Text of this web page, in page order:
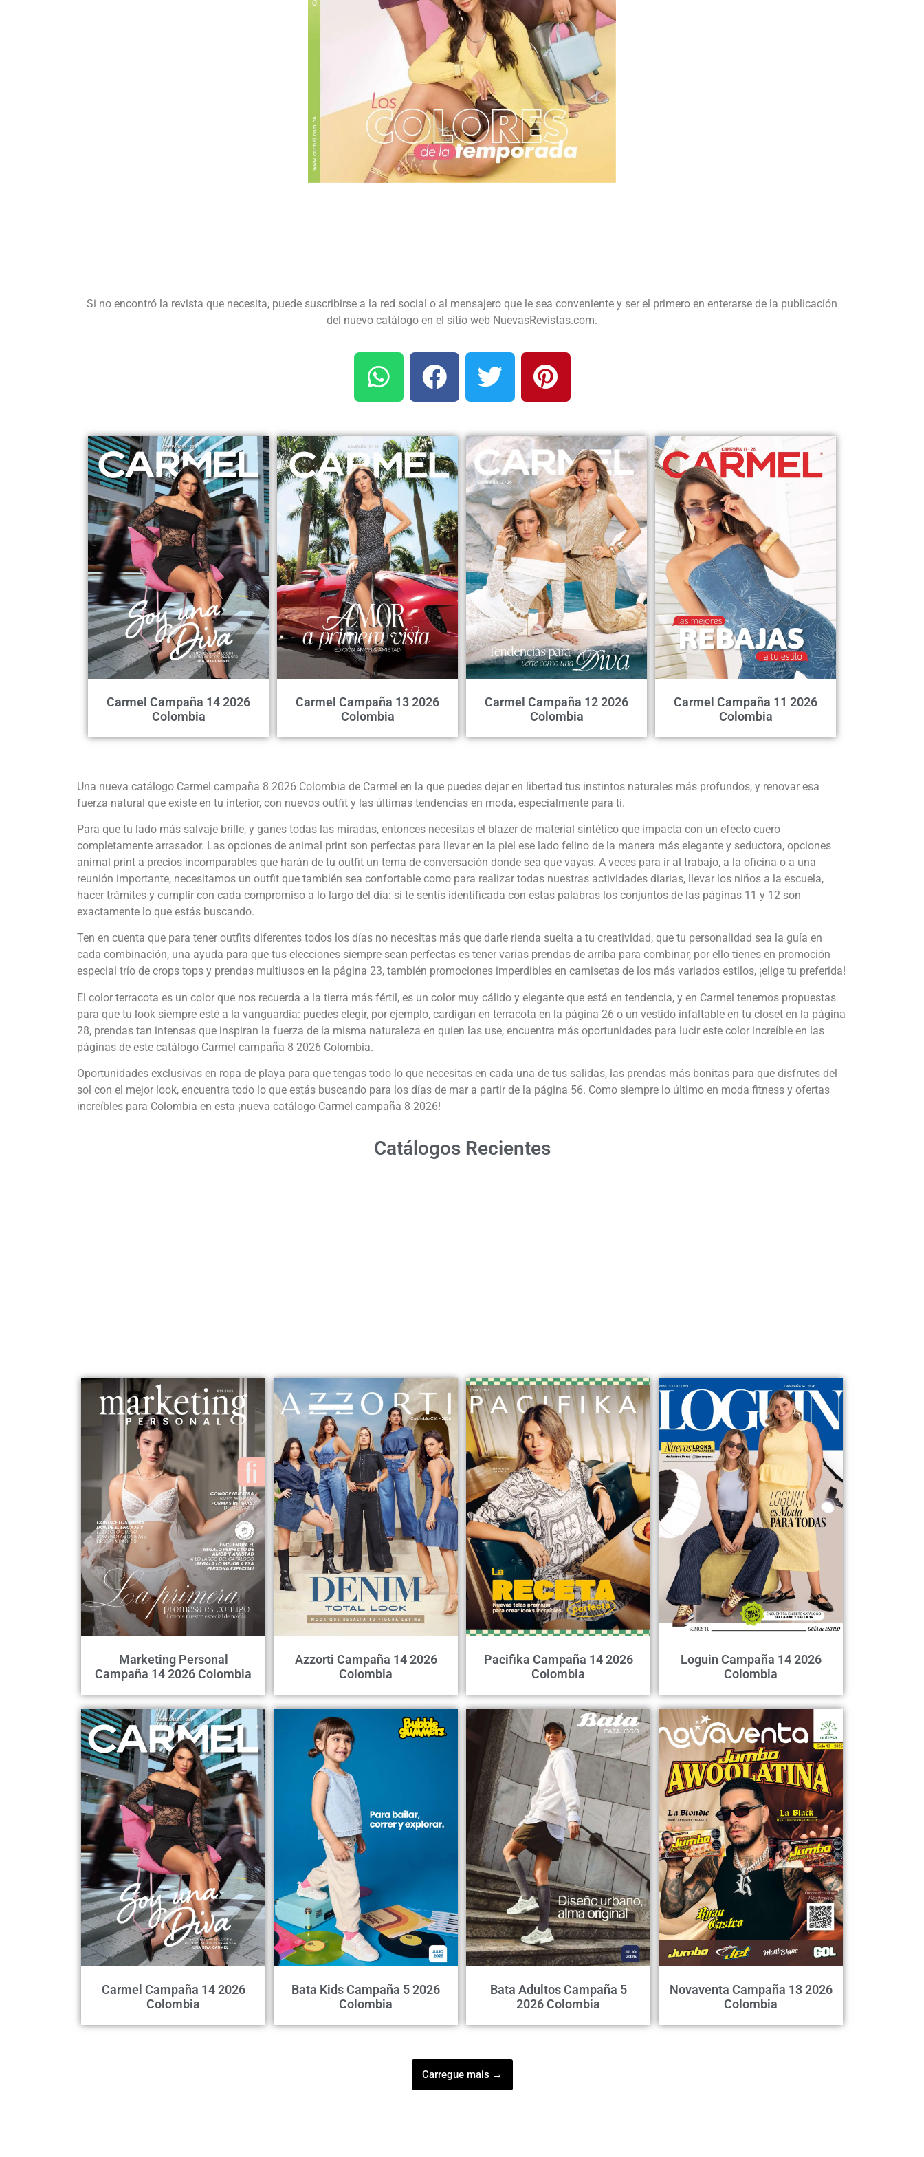
Si no encontró la revista que necesita, puede suscribirse a la red social o al mensajero que le sea conveniente y ser el primero en enterarse de la publicación
del nuevo catálogo en el sitio web NuevasRevistas.com.
Carmel Campaña 14 2026
Colombia
Carmel Campaña 13 2026
Colombia
Carmel Campaña 12 2026
Colombia
Carmel Campaña 11 2026
Colombia
Una nueva catálogo Carmel campaña 8 2026 Colombia de Carmel en la que puedes dejar en libertad tus instintos naturales más profundos, y renovar esa
fuerza natural que existe en tu interior, con nuevos outfit y las últimas tendencias en moda, especialmente para ti.
Para que tu lado más salvaje brille, y ganes todas las miradas, entonces necesitas el blazer de material sintético que impacta con un efecto cuero
completamente arrasador. Las opciones de animal print son perfectas para llevar en la piel ese lado felino de la manera más elegante y seductora, opciones
animal print a precios incomparables que harán de tu outfit un tema de conversación donde sea que vayas. A veces para ir al trabajo, a la oficina o a una
reunión importante, necesitamos un outfit que también sea confortable como para realizar todas nuestras actividades diarias, llevar los niños a la escuela,
hacer trámites y cumplir con cada compromiso a lo largo del día: si te sentís identificada con estas palabras los conjuntos de las páginas 11 y 12 son
exactamente lo que estás buscando.
Ten en cuenta que para tener outfits diferentes todos los días no necesitas más que darle rienda suelta a tu creatividad, que tu personalidad sea la guía en
cada combinación, una ayuda para que tus elecciones siempre sean perfectas es tener varias prendas de arriba para combinar, por ello tienes en promoción
especial trío de crops tops y prendas multiusos en la página 23, también promociones imperdibles en camisetas de los más variados estilos, ¡elige tu preferida!
El color terracota es un color que nos recuerda a la tierra más fértil, es un color muy cálido y elegante que está en tendencia, y en Carmel tenemos propuestas
para que tu look siempre esté a la vanguardia: puedes elegir, por ejemplo, cardigan en terracota en la página 26 o un vestido infaltable en tu closet en la página
28, prendas tan intensas que inspiran la fuerza de la misma naturaleza en quien las use, encuentra más oportunidades para lucir este color increíble en las
páginas de este catálogo Carmel campaña 8 2026 Colombia.
Oportunidades exclusivas en ropa de playa para que tengas todo lo que necesitas en cada una de tus salidas, las prendas más bonitas para que disfrutes del
sol con el mejor look, encuentra todo lo que estás buscando para los días de mar a partir de la página 56. Como siempre lo último en moda fitness y ofertas
increíbles para Colombia en esta ¡nueva catálogo Carmel campaña 8 2026!
Catálogos Recientes
Marketing Personal
Campaña 14 2026 Colombia
Azzorti Campaña 14 2026
Colombia
Pacifika Campaña 14 2026
Colombia
Loguin Campaña 14 2026
Colombia
Carmel Campaña 14 2026
Colombia
Bata Kids Campaña 5 2026
Colombia
Bata Adultos Campaña 5
2026 Colombia
Novaventa Campaña 13 2026
Colombia
Carregue mais →